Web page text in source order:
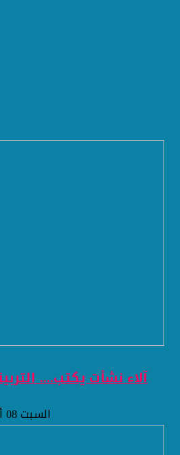
آلاء نشأت يكتب....
السبت 08 أغسطس 2026 07:30 مساءً